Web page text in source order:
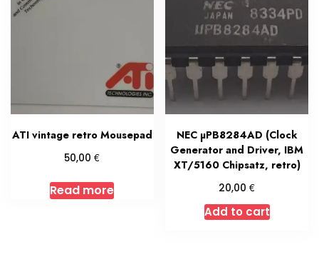
ATI vintage retro Mousepad
50,00€
Read more
NEC µPB8284AD (Clock
Generator and Driver, IBM
XT/5160 Chipsatz, retro)
20,00€
Add to cart